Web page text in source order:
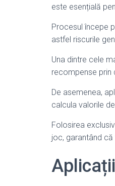
este esențială
Procesul începe
astfel riscurile
Una dintre cele
recompense prin
De asemenea,
calcula valorile
Folosirea
joc, garantând